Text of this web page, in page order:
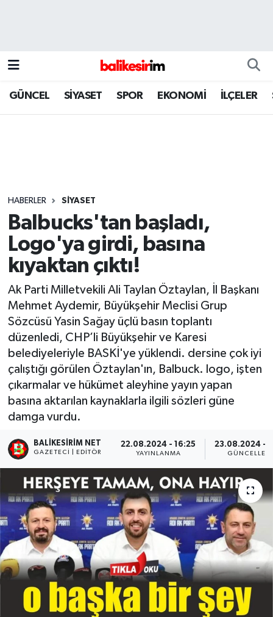
GÜNCEL SİYASET SPOR EKONOMİ İLÇELER
HABERLER SİYASET
Balbucks'tan başladı,
Logo'ya girdi, basına
kıyaktan çıktı!
Ak Parti Milletvekili Ali Taylan Öztaylan, İl Başkanı
Mehmet Aydemir, Büyükşehir Meclisi Grup
Sözcüsü Yasin Sağay üçlü basın toplantı
düzenledi, CHP’li Büyükşehir ve Karesi
belediyeleriyle BASKİ'ye yüklendi. dersine çok iyi
çalıştığı görülen Öztaylan'ın, Balbuck. logo, işten
çıkarmalar ve hükümet aleyhine yayın yapan
basına aktarılan kaynaklarla ilgili sözleri güne
damga vurdu.
BALIKESIRIM NET
GAZETECI | EDITÖR
22.08.2024 - 16:25
YAYINLANMA
23.08.2024 -